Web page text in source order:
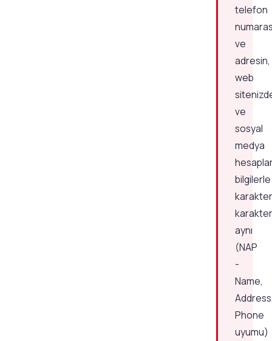
telefon
ve
adresin,
web
ve
sosyal
medya
bilgilerle
aynı
(NAP
-
Name,
Phone
uyumu)